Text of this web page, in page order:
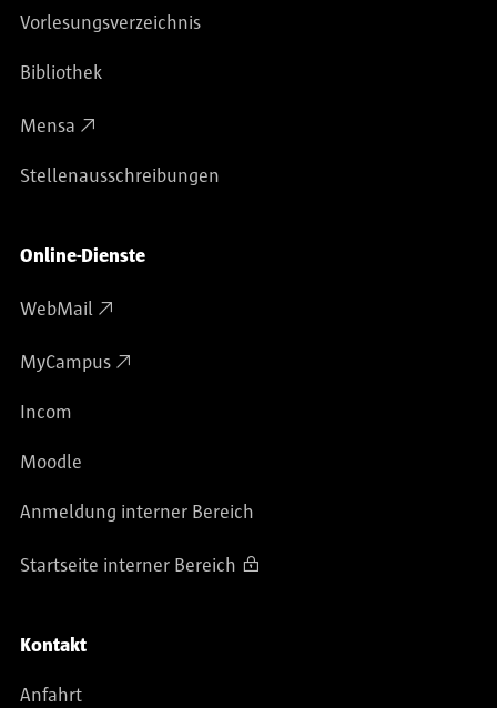
Vorlesungsverzeichnis
Bibliothek
Mensa
Stellenausschreibungen
Online-Dienste
WebMail
MyCampus
Incom
Moodle
Anmeldung interner Bereich
Startseite interner Bereich
Kontakt
Anfahrt